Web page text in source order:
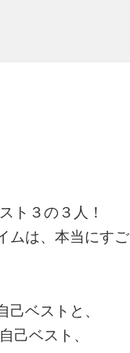
ト３の３人！
ムは、本当にす
ベストと、
己ベスト、